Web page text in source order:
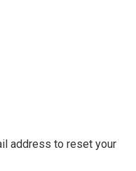
address to reset your